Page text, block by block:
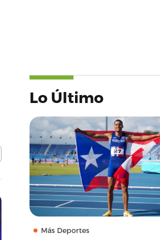
Lo Último
Más Deportes